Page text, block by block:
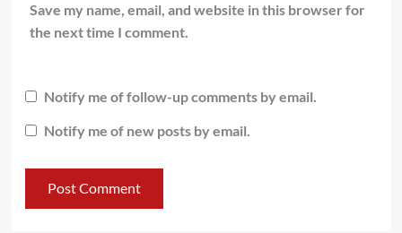
Save my name, email, and website in this browser for
the next time I comment.
Notify me of follow-up comments by email.
Notify me of new posts by email.